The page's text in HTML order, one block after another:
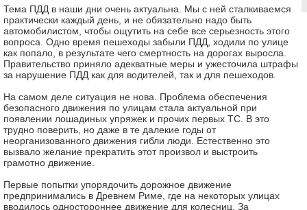
Тема ПДД в наши дни очень актуальна. Мы с ней сталкиваемся
практически каждый день, и не обязательно надо быть
автомобилистом, чтобы ощутить на себе все серьезность этого
вопроса. Одно время пешеходы забыли ПДД, ходили по улице
как попало, в результате чего смертность на дорогах выросла.
Правительство приняло адекватные меры и ужесточила штрафы
за нарушение ПДД как для водителей, так и для пешеходов.
На самом деле ситуация не нова. Проблема обеспечения
безопасного движения по улицам стала актуальной при
появлении лошадиных упряжек и прочих первых ТС. В это
трудно поверить, но даже в те далекие годы от
неорганизованного движения гибли люди. Естественно это
вызвало желание прекратить этот произвол и выстроить
грамотно движение.
Первые попытки упорядочить дорожное движение
предпринимались в Древнем Риме, где на некоторых улицах
вводилось одностороннее движение для колесниц. За